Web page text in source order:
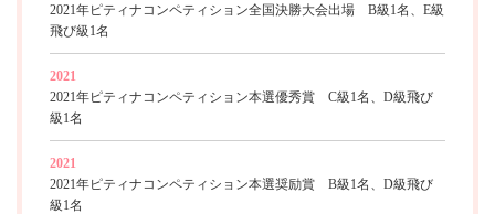
2021年ピティナコンペティション全国決勝大会出場 B級1名、E級
飛び級1名
2021
2021年ピティナコンペティション本選優秀賞 C級1名、D級飛び
級1名
2021
2021年ピティナコンペティション本選奨励賞 B級1名、D級飛び
級1名